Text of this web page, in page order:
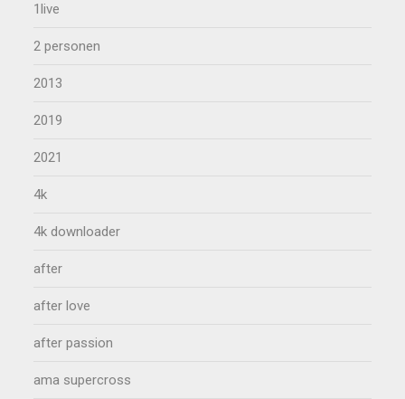
1live
2 personen
2013
2019
2021
4k
4k downloader
after
after love
after passion
ama supercross